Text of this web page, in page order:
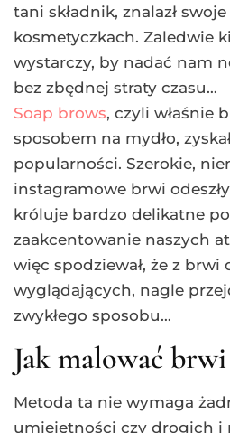
tani składnik, znalazł
kosmetyczkach. Zaledwie
wystarczy, by nadać nam
bez zbędnej straty czasu…
Soap brows, czyli właśnie
sposobem na mydło,
popularności. Szerokie,
instagramowe brwi
króluje bardzo delikatne
zaakcentowanie naszych
więc spodziewał, że z brwi
wyglądających, nagle
zwykłego sposobu…
Jak malować brwi
Metoda ta nie wymaga
umiejętności czy drogich i